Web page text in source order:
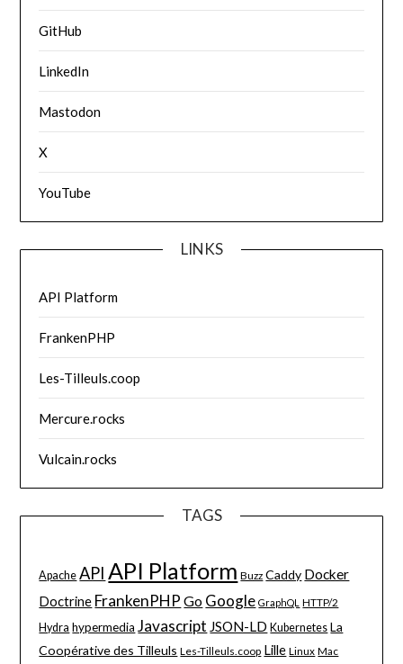
GitHub
LinkedIn
Mastodon
X
YouTube
LINKS
API Platform
FrankenPHP
Les-Tilleuls.coop
Mercure.rocks
Vulcain.rocks
TAGS
Apache API API Platform Buzz Caddy Docker
Doctrine FrankenPHP Go Google GraphQL HTTP/2
Hydra hypermedia Javascript JSON-LD Kubernetes La
Coopérative des Tilleuls Les-Tilleuls.coop Lille Linux Mac